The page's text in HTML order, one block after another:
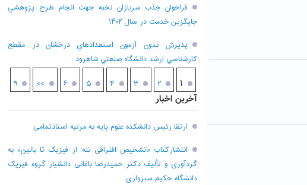
فراخوان جذب سربازان نخبه جهت انجام طرح پژوهشي
جايگزين خدمت در سال ۱۴۰۲
پذيرش بدون آزمون استعدادهاي درخشان در مقطع
کارشناسي ارشد دانشگاه صنعتي شاهرود
۱ ۲ ۳ ۴ ۵ ۶ ۹ >>
آخرین اخبار
ارتقا رئیس دانشکده علوم پایه به مرتبه استادتمامی
انتشارکتاب «تشخیص افتراقی تنه: از فیزیک تا بالین» به
گردآوری و تألیف دکتر حمیدرضا باغانی دانشیار گروه فیزیک
دانشگاه حکیم سبزواری